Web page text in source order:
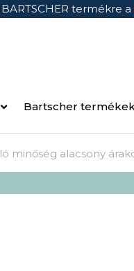
termékre a
Bartscher
minőség alacsony